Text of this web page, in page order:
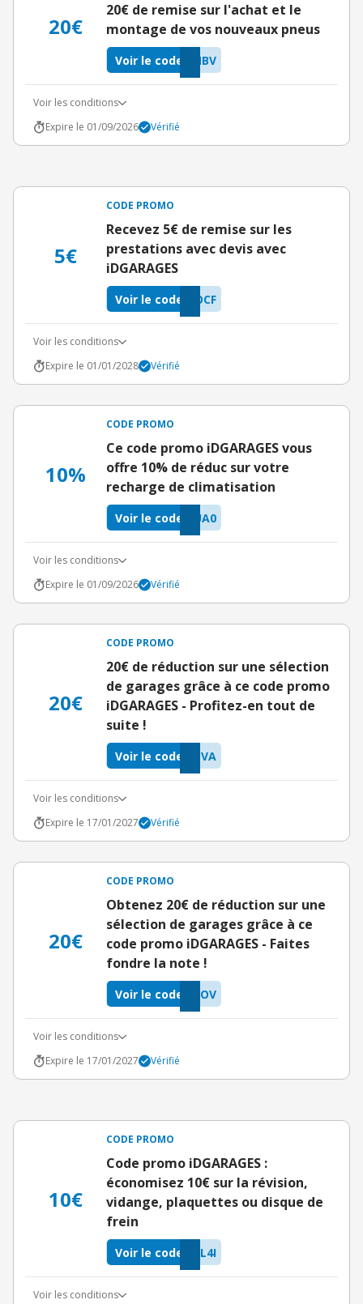
20€
20€ de remise sur l'achat et le
montage de vos nouveaux pneus
MBV
Voir le code
Voir les conditions
Expire le 01/09/2026
Vérifié
5€
CODE PROMO
Recevez 5€ de remise sur les
prestations avec devis avec
iDGARAGES
OCF
Voir le code
Voir les conditions
Expire le 01/01/2028
Vérifié
10%
CODE PROMO
Ce code promo iDGARAGES vous
offre 10% de réduc sur votre
recharge de climatisation
UA0
Voir le code
Voir les conditions
Expire le 01/09/2026
Vérifié
20€
CODE PROMO
20€ de réduction sur une sélection
de garages grâce à ce code promo
iDGARAGES - Profitez-en tout de
suite !
CVA
Voir le code
Voir les conditions
Expire le 17/01/2027
Vérifié
20€
CODE PROMO
Obtenez 20€ de réduction sur une
sélection de garages grâce à ce
code promo iDGARAGES - Faites
fondre la note !
KOV
Voir le code
Voir les conditions
Expire le 17/01/2027
Vérifié
10€
CODE PROMO
Code promo iDGARAGES :
économisez 10€ sur la révision,
vidange, plaquettes ou disque de
frein
L4I
Voir le code
Voir les conditions